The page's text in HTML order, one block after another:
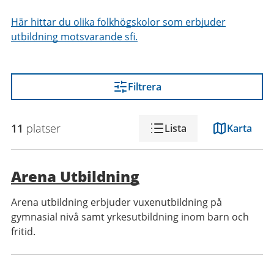
Här hittar du olika folkhögskolor som erbjuder
utbildning motsvarande sfi.
Filtrera
Lista Karta
11 platser
Arena Utbildning
Arena utbildning erbjuder vuxenutbildning på
gymnasial nivå samt yrkesutbildning inom barn och
fritid.